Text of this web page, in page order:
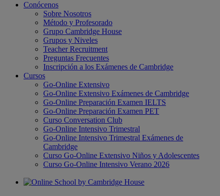
Conócenos
Sobre Nosotros
Método y Profesorado
Grupo Cambridge House
Grupos y Niveles
Teacher Recruitment
Preguntas Frecuentes
Inscripción a los Exámenes de Cambridge
Cursos
Go-Online Extensivo
Go-Online Extensivo Exámenes de Cambridge
Go-Online Preparación Examen IELTS
Go-Online Preparación Examen PET
Curso Conversation Club
Go-Online Intensivo Trimestral
Go-Online Intensivo Trimestral Exámenes de
Cambridge
Curso Go-Online Extensivo Niños y Adolescentes
Curso Go-Online Intensivo Verano 2026